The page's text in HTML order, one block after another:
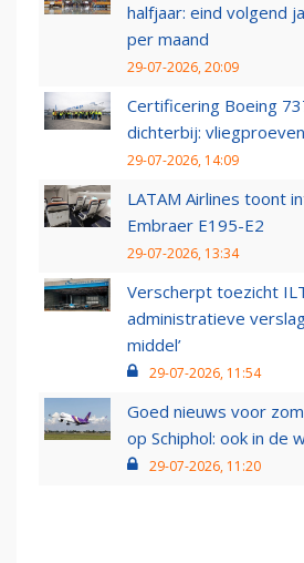
halfjaar: eind volgend
per maand
29-07-2026, 20:09
Certificering Boeing
dichterbij:
29-07-2026, 14:09
LATAM Airlines toont
Embraer E195-E2
29-07-2026, 13:34
Verscherpt toezicht
administratieve
middel’
29-07-2026, 11:54
Goed nieuws voor
op Schiphol: ook in de
29-07-2026, 11:20